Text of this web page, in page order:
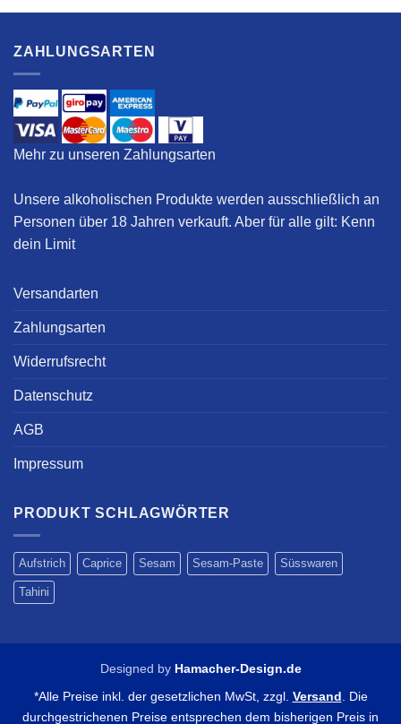
ZAHLUNGSARTEN
Mehr zu unseren Zahlungsarten
Unsere alkoholischen Produkte werden ausschließlich an
Personen über 18 Jahren verkauft. Aber für alle gilt: Kenn
dein Limit
Versandarten
Zahlungsarten
Widerrufsrecht
Datenschutz
AGB
Impressum
PRODUKT SCHLAGWÖRTER
Aufstrich Caprice Sesam Sesam-Paste Süsswaren
Tahini
Designed by Hamacher-Design.de
*Alle Preise inkl. der gesetzlichen MwSt, zzgl. Versand . Die
durchgestrichenen Preise entsprechen dem bisherigen Preis in